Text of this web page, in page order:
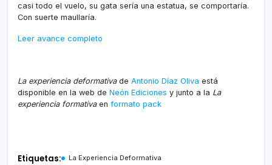
casi todo el vuelo, su gata sería una estatua, se comportaría.
Con suerte maullaría.
Leer avance completo
La experiencia deformativade Antonio Díaz Oliva está
disponible en la web de Neón Ediciones y junto a la La
experiencia formativaen formato pack
Etiquetas: La Experiencia Deformativa